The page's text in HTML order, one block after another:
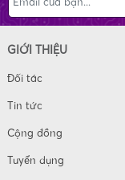
GIỚI THIỆU
Đối tác
Tin tức
Cộng đồng
Tuyển dụng